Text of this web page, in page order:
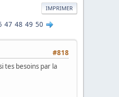
IMPRIMER
47 48 49 50
#818
tes besoins par la